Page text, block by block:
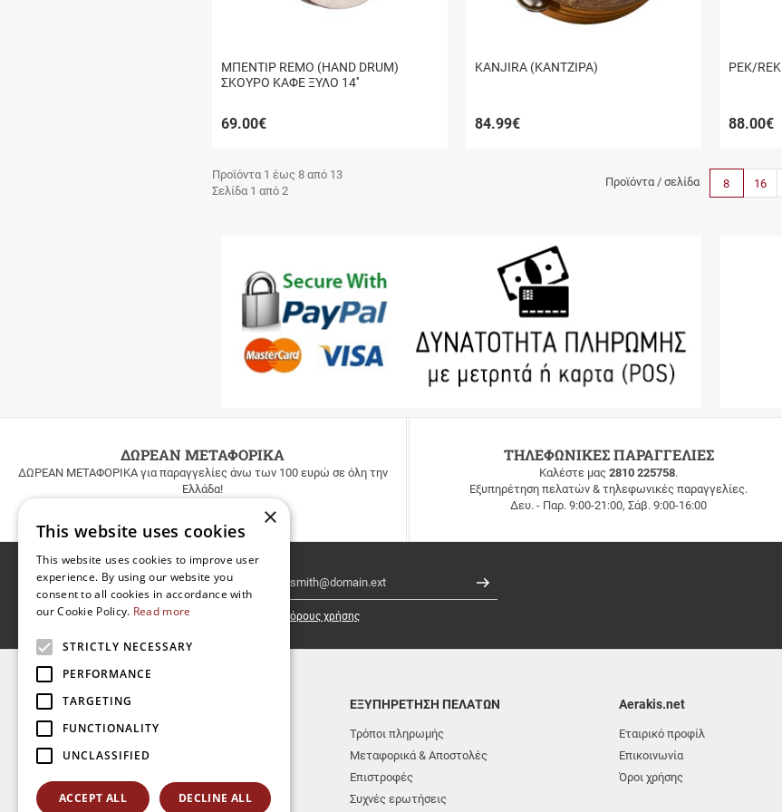
ΜΠΕΝΤΙΡ REMO (HAND DRUM)
ΣΚΟΥΡΟ ΚΑΦΕ ΞΥΛΟ 14''
69.00€
KANJIRA (ΚΑΝΤΖΙΡΑ)
84.99€
ΡΕΚ/REK
88.00€
Προϊόντα 1 έως 8 από 13
Σελίδα 1 από 2
Προϊόντα / σελίδα 8 16
ΔΩΡΕΑΝ ΜΕΤΑΦΟΡΙΚΑ
ΔΩΡΕΑΝ ΜΕΤΑΦΟΡΙΚΑ για παραγγελίες άνω των 100 ευρώ σε όλη την
Ελλάδα!
ΤΗΛΕΦΩΝΙΚΕΣ ΠΑΡΑΓΓΕΛΙΕΣ
Καλέστε μας2810 225758.
Εξυπηρέτηση πελατών & τηλεφωνικές παραγγελίες.
Δευ. - Παρ. 9:00-21:00, Σάβ. 9:00-16:00
Newsletter Εγγραφή
Έχω διαβάσει κι αποδέχομαι τους όρους χρήσης
TOP ΚΑΤΗΓΟΡΙΕΣ
ΝΕΕΣ ΚΥΚΛΟΦΟΡΙΕΣ
ΕΚΔΟΣΕΙΣ ΑΕΡΑΚΗΣ-ΣΕΙΣΤΡΟΝ
ΒΙΒΛΙΑ
ΕΞΥΠΗΡΕΤΗΣΗ ΠΕΛΑΤΩΝ
Τρόποι πληρωμής
Μεταφορικά & Αποστολές
Επιστροφές
Συχνές ερωτήσεις
Aerakis.net
Εταιρικό προφίλ
Επικοινωνία
Όροι χρήσης
×
This website uses cookies
This website uses cookies to improve user
experience. By using our website you
consent to all cookies in accordance with
our Cookie Policy. Read more
STRICTLY NECESSARY
PERFORMANCE
TARGETING
FUNCTIONALITY
UNCLASSIFIED
ACCEPT ALL DECLINE ALL